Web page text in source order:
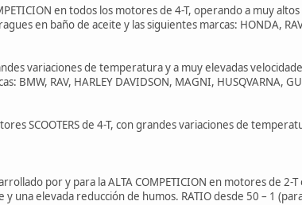
en todos los motores de 4-T, operando a muy
en baño de aceite y las siguientes marcas: HONDA,
variaciones de temperatura y a muy elevadas
RAV, HARLEY DAVIDSON, MAGNI, HUSQVARNA,
SCOOTERS de 4-T, con grandes variaciones de
por y para la ALTA COMPETICION en motores de 2-T
una elevada reducción de humos. RATIO desde 50 – 1